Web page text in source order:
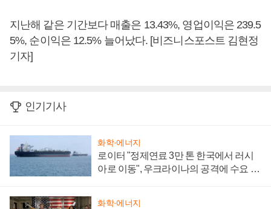
지난해 같은 기간보다 매출은 13.43%, 영업이익은 239.5
5%, 순이익은 12.5% 늘어났다. [비즈니스포스트 김현정
기자]
인기기사
화학·에너지
로이터 "정제연료 3만 톤 한국에서 러시
아로 이동", 우크라이나의 공격에 수요 늘
화학·에너지